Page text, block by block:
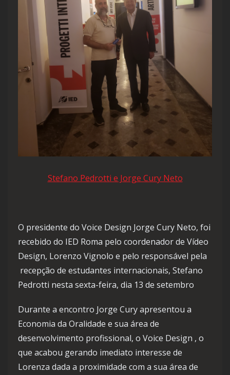
Stefano Pedrotti e Jorge Cury Neto
O presidente do Voice Design Jorge Cury Neto, foi
recebido do IED Roma pelo coordenador de Vídeo
Design, Lorenzo Vignolo e pelo responsável pela
recepção de estudantes internacionais, Stefano
Pedrotti nesta sexta-feira, dia 13 de setembro
Durante a encontro Jorge Cury apresentou a
Economia da Oralidade e sua área de
desenvolvimento profissional, o Voice Design , o
que acabou gerando imediato interesse de
Lorenza dada a proximidade com a sua área de